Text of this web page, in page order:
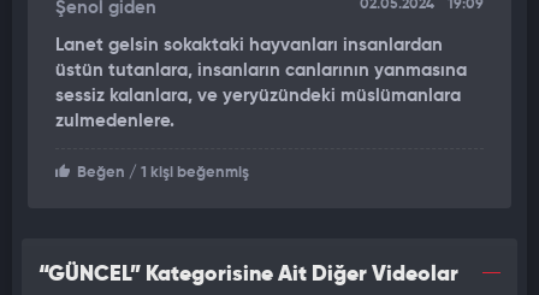
uğradığını belirterek, "Bu işin peşine bırakmayacağım.
Komşumun yaptığı şey vurdumduymazlık. Oğlum ölümden
döndü. Çok korkmuştu. Olayı gören çevredeki vatandaşlar
hastanede tedavisi sürüyor, hayati riski de devam ediyor. Bu
hassasiyeti göstermesini istiyorum” dedi.
Şenol giden 02.05.2024 19:09
Lanet gelsin sokaktaki hayvanları insanlardan
üstün tutanlara, insanların canlarının yanmasına
sessiz kalanlara, ve yeryüzündeki müslümanlara
zulmedenlere.
Beğen / 1 kişi beğenmiş
“GÜNCEL” Kategorisine Ait Diğer Videolar